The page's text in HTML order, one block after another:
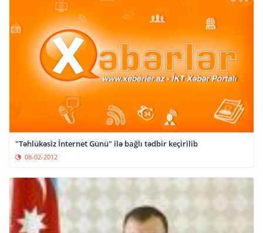
"Təhlükəsiz İnternet Günü" ilə bağlı tədbir keçirilib
08-02-2012